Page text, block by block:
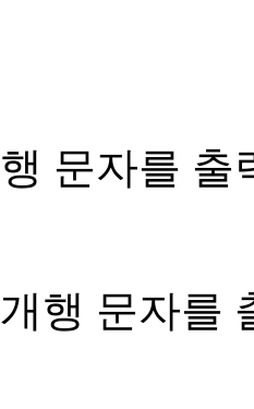
문자를 출
행 문자를